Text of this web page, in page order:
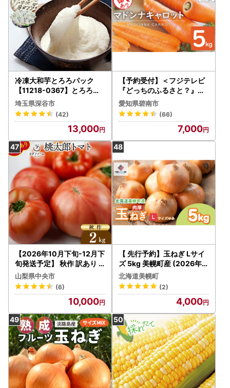
冷凍大和芋とろろパック
【11218-0367】とろろ
小分け
埼玉県深谷市
(42)
13,000
【予約受付】＜フジテレビ
『どっちのふるさと？』で
紹介されました！＞ 訳あり
冬期限定 にんじん マドンナ
キャロット 容量 5kg 先行予
約 国産 甘い フルーツのよ
うな味わい お子様にもおす
すめ 栄養 神重農産 野菜 愛
知県 碧南市 送料無料 H105
-199
愛知県碧南市
(66)
7,000
【2026年10月下旬-12月下
旬発送予定】 秋作 訳あり
桃太郎トマト 2kg [ヨダフ
ァーム]
山梨県中央市
(6)
10,000
【 先行予約】玉ねぎ Lサイ
ズ 5kg 美幌町産 (2026年1
0月以降順次発送) たまねぎ
AF
北海道美幌町
(2)
4,000